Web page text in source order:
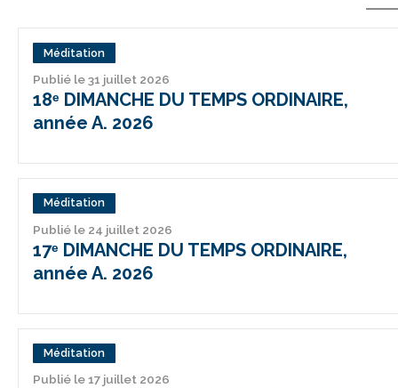
Méditation
Publié le 31 juillet 2026
18ᵉ DIMANCHE DU TEMPS ORDINAIRE,
année A. 2026
Méditation
Publié le 24 juillet 2026
17ᵉ DIMANCHE DU TEMPS ORDINAIRE,
année A. 2026
Méditation
Publié le 17 juillet 2026